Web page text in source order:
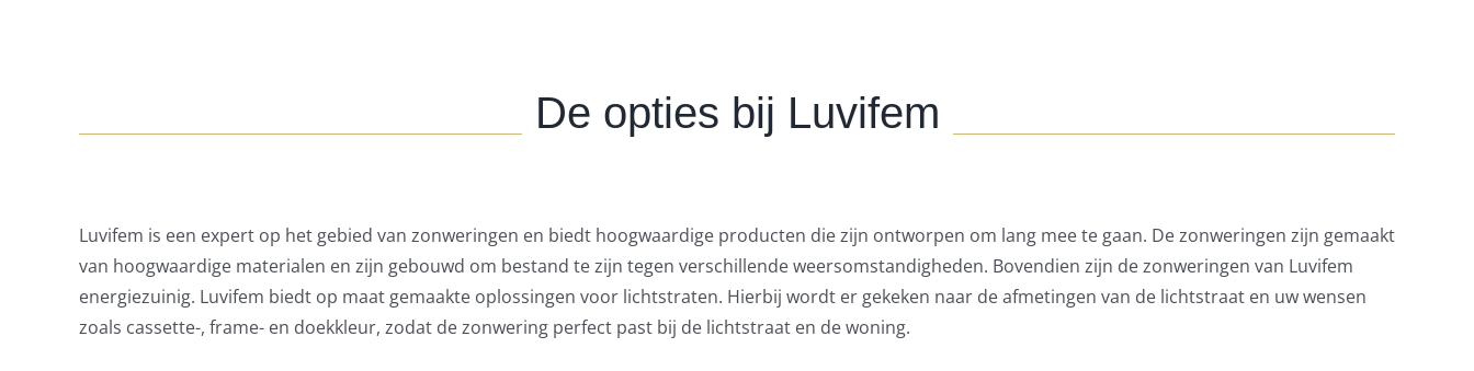
De opties bij Luvifem
Luvifem is een expert op het gebied van zonweringen en biedt hoogwaardige producten die zijn ontworpen om lang mee te gaan. De zonweringen zijn gemaakt
van hoogwaardige materialen en zijn gebouwd om bestand te zijn tegen verschillende weersomstandigheden. Bovendien zijn de zonweringen van Luvifem
energiezuinig. Luvifem biedt op maat gemaakte oplossingen voor lichtstraten. Hierbij wordt er gekeken naar de afmetingen van de lichtstraat en uw wensen
zoals cassette-, frame- en doekkleur, zodat de zonwering perfect past bij de lichtstraat en de woning.